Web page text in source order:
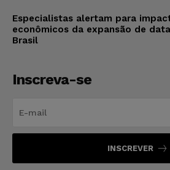
Especialistas alertam para
econômicos da expansão de
Brasil
Inscreva-se
INSCREVER